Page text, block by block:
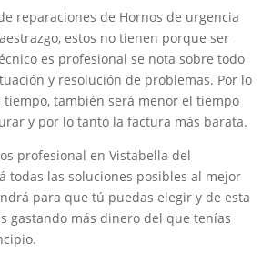
reparaciones de Hornos de urgencia
estos no tienen porque ser
es profesional se nota sobre todo
y resolución de problemas. Por lo
también será menor el tiempo
y por lo tanto la factura más barata.
profesional en Vistabella del
todas las soluciones posibles al mejor
para que tú puedas elegir y de esta
gastando más dinero del que tenías